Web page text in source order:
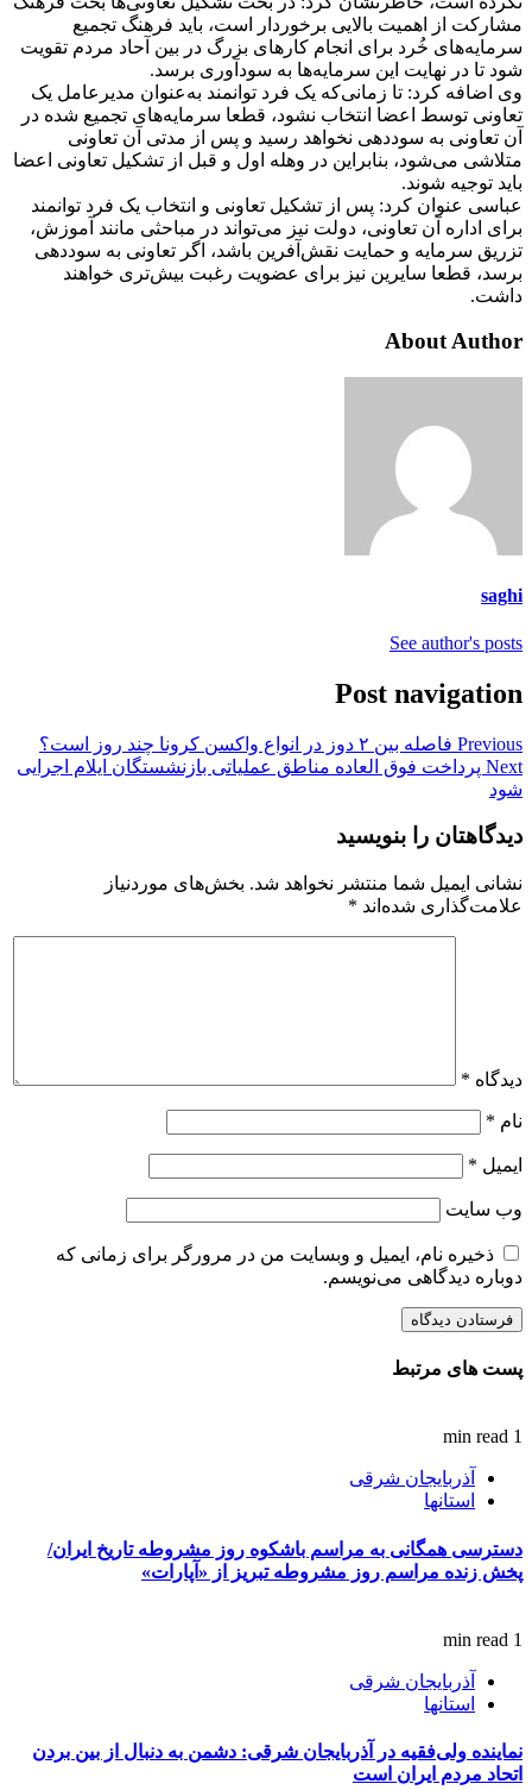
مشارکت از اهمیت بالایی برخوردار است، باید فرهنگ تجمیع
سرمایه‌های خُرد برای انجام کارهای بزرگ در بین آحاد مردم تقویت
شود تا در نهایت این سرمایه‌ها به سودآوری برسد.
وی اضافه کرد: تا زمانی‌که یک فرد توانمند به‌عنوان مدیرعامل یک
تعاونی توسط اعضا انتخاب نشود، قطعا سرمایه‌های تجمیع شده در
آن تعاونی به سوددهی نخواهد رسید و پس از مدتی آن تعاونی
متلاشی می‌شود، بنابراین در وهله اول و قبل از تشکیل تعاونی اعضا
باید توجیه شوند.
عباسی عنوان کرد: پس از تشکیل تعاونی و انتخاب یک فرد توانمند
برای اداره آن تعاونی، دولت نیز می‌تواند در مباحثی مانند آموزش،
تزریق سرمایه و حمایت نقش‌آفرین باشد، اگر تعاونی به سوددهی
برسد، قطعا سایرین نیز برای عضویت رغبت بیش‌تری خواهند
داشت.
About Author
saghi
See author's posts
Post navigation
Previous فاصله بین ۲ دوز در انواع واکسن کرونا چند روز است؟
Next پرداخت فوق العاده مناطق عملیاتی بازنشستگان ایلام اجرایی
شود
دیدگاهتان را بنویسید
نشانی ایمیل شما منتشر نخواهد شد. بخش‌های موردنیاز
علامت‌گذاری شده‌اند *
دیدگاه *
نام *
ایمیل *
وب‌ سایت
ذخیره نام، ایمیل و وبسایت من در مرورگر برای زمانی که
دوباره دیدگاهی می‌نویسم.
پست های مرتبط
1 min read
آذربایجان شرقی
استانها
دسترسی همگانی به مراسم باشکوه روز مشروطه تاریخ ایران/
پخش زنده مراسم روز مشروطه تبریز از «آپارات»
1 min read
آذربایجان شرقی
استانها
نماینده ولی‌فقیه در آذربایجان شرقی: دشمن به دنبال از بین بردن
اتحاد مردم ایران است